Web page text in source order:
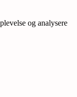
og analysere